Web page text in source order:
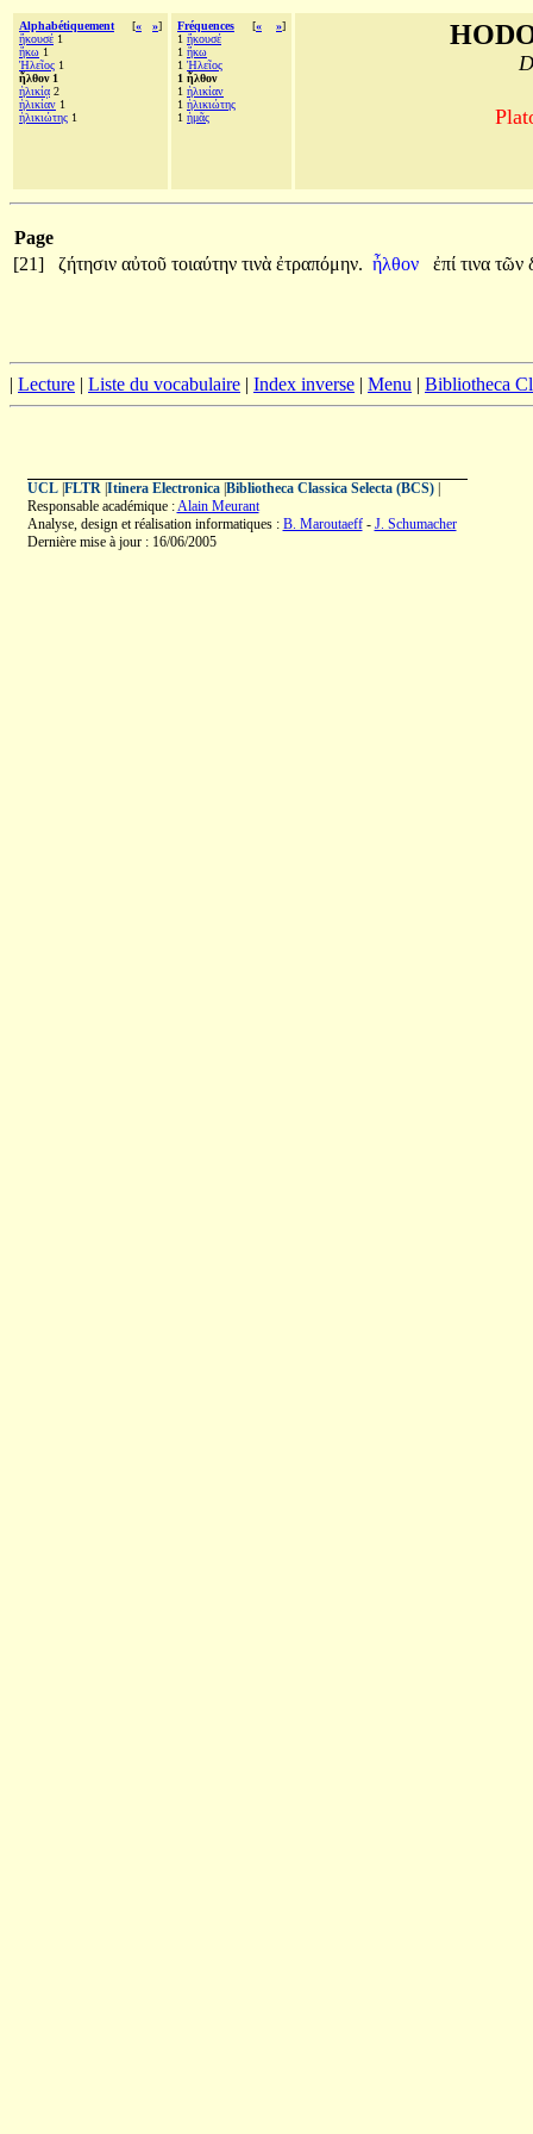
Alphabétiquement [« »]
ἤκουσέ 1
ἥκω 1
Ἠλεῖος 1
ἦλθον 1
ἡλικίᾳ 2
ἡλικίαν 1
ἡλικιώτης 1
Fréquences [« »]
1 ἤκουσέ
1 ἥκω
1 Ἠλεῖος
1 ἦλθον
1 ἡλικίαν
1 ἡλικιώτης
1 ἡμᾶς
Page
[21]
ζήτησιν αὐτοῦ τοιαύτην τινὰ ἐτραπόμην. ἦλθον ἐπί τινα τῶν
| Lecture | Liste du vocabulaire | Index inverse | Menu | Bibliotheca
UCL| FLTR| Itinera Electronica| Bibliotheca Classica Selecta (BCS)|
Responsable académique :Alain Meurant
Analyse, design et réalisation informatiques : B. Maroutaeff- J. Schumacher
Dernière mise à jour : 16/06/2005